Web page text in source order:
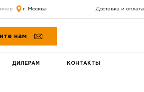
г. Москва Доставка и оплата
нам
ДИЛЕРАМ КОНТАКТЫ